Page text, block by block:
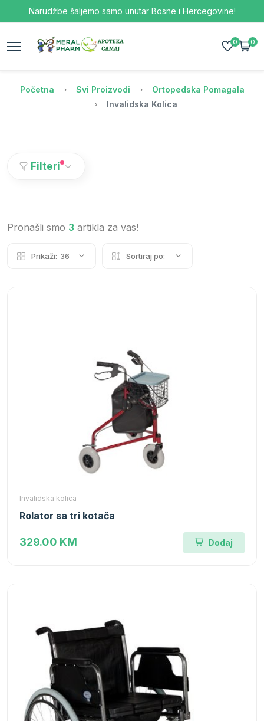
Narudžbe šaljemo samo unutar Bosne i Hercegovine!
0 0
Početna Svi Proizvodi
Ortopedska Pomagala
Invalidska Kolica
Filteri
Pronašli smo 3 artikla za vas!
Prikaži: 36 Sortiraj po:
Invalidska kolica
Rolator sa tri kotača
329.00 KM Dodaj